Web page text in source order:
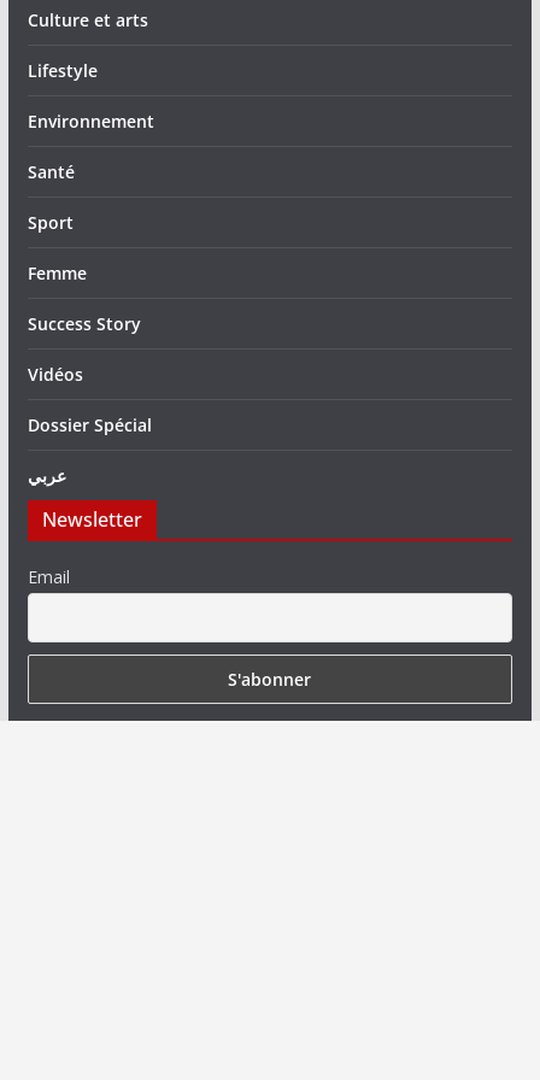
Culture et arts
Lifestyle
Environnement
Santé
Sport
Femme
Success Story
Vidéos
Dossier Spécial
عربي
Newsletter
Email